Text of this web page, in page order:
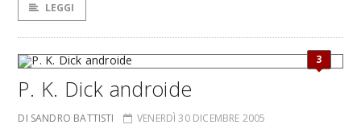
LEGGI
3
P. K. Dick androide
DI SANDRO BATTISTI VENERDÌ 30 DICEMBRE 2005